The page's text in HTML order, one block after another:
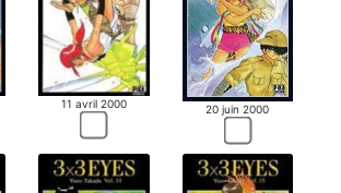
11 avril 2000 20 juin 2000